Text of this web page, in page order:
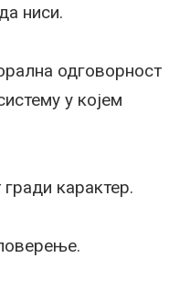
ниси.
одговорност
у којем
карактер.